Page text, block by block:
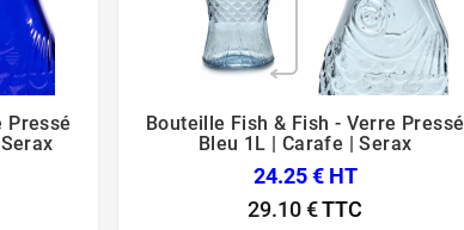
Pressé
  
Bouteille Fish & Fish - Verre Pressé
Bleu 1L | Carafe | Serax
24.25 € HT
29.10 €TTC